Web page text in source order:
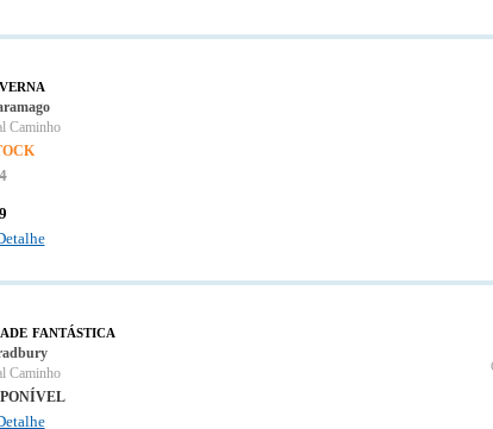
Caminho
fantástica
Caminho